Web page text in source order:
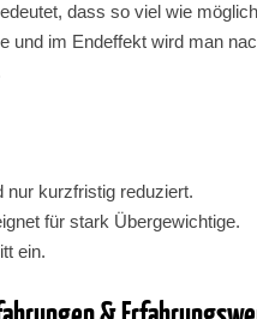
dass so viel wie
und im Endeffekt wird man
nur kurzfristig reduziert.
für stark Übergewichtige.
ein.